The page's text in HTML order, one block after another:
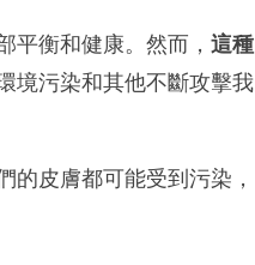
平衡和健康。然而， 這種
境污染和其他不斷攻擊我
的皮膚都可能受到污染，